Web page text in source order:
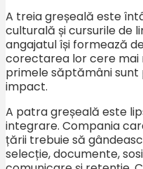
A treia greșeală este
culturală și cursurile de
angajatul își formează
corectarea lor cere mai
primele săptămâni
impact.
A patra greșeală este
integrare. Compania
țării trebuie să
selecție, documente,